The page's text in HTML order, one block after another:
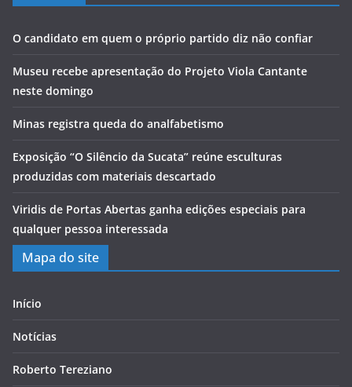
O candidato em quem o próprio partido diz não confiar
Museu recebe apresentação do Projeto Viola Cantante
neste domingo
Minas registra queda do analfabetismo
Exposição “O Silêncio da Sucata” reúne esculturas
produzidas com materiais descartado
Viridis de Portas Abertas ganha edições especiais para
qualquer pessoa interessada
Mapa do site
Início
Notícias
Roberto Tereziano